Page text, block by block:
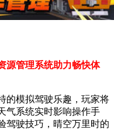
源管理系统助力畅快体
的模拟驾驶乐趣，玩家将
气系统实时影响操作手
驾驶技巧，晴空万里时的